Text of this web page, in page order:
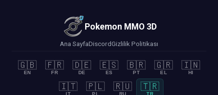
Pokemon MMO 3D
Ana SayfaDiscordGizlilik Politikası
🇬🇧
EN
🇫🇷
FR
🇩🇪
DE
🇪🇸
ES
🇧🇷
PT
🇬🇷
EL
🇮🇳
HI
🇮🇹
IT
🇵🇱
PL
🇷🇺
RU
🇹🇷
TR